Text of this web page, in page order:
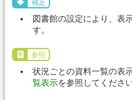
補足
図書館の設定により、表
す。
参照
状況ごとの資料一覧の表
覧表示を参照してください